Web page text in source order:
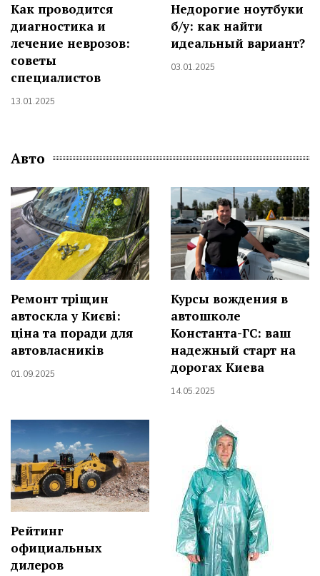
Как проводится
диагностика и
лечение неврозов:
советы
специалистов
13.01.2025
Недорогие ноутбуки
б/у: как найти
идеальный вариант?
03.01.2025
Авто
Ремонт тріщин
автоскла у Києві:
ціна та поради для
автовласників
01.09.2025
Курсы вождения в
автошколе
Константа-ГС: ваш
надежный старт на
дорогах Киева
14.05.2025
Рейтинг
официальных
дилеров